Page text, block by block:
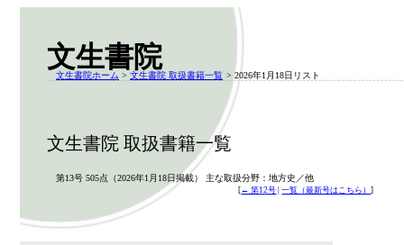
文生書院
文生書院 取扱書籍一覧
文生書院ホーム > 文生書院 取扱書籍一覧 > 2026年1月18日リスト
第13号 505点（2026年1月18日掲載） 主な取扱分野：地方史／他
[ ← 第12号 |一覧（最新号はこちら）]